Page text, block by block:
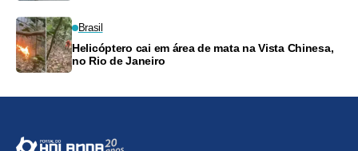
Brasil
Helicóptero cai em área de mata na Vista Chinesa,
no Rio de Janeiro